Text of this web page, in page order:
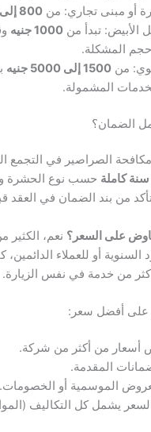
أو مبنى تجاري: من800 إلى 2000 جنيه
الأبيض: تبدأ من1000 جنيه
المشكلة.
من1500 إلى 5000 جنيه
المشمولة.
الضمان؟
الصراصير في التجمع
حسب نوع الحشرة
من بند الضمان في العقد
على السعر؟ نعم،
أو للعملاء
من خدمة في نفس الزيارة.
على أفضل سعر:
من أكثر من شركة.
المقدمة.
الموسمية أو الخصومات.
يشمل كل التكاليف